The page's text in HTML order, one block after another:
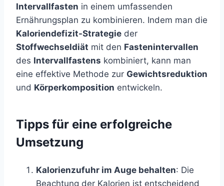
Intervallfasten in einem umfassenden
Ernährungsplan zu kombinieren. Indem man die
Kaloriendefizit-Strategie der
Stoffwechseldiät mit den Fastenintervallen
des Intervallfastens kombiniert, kann man
eine effektive Methode zur Gewichtsreduktion
und Körperkomposition entwickeln.
Tipps für eine erfolgreiche
Umsetzung
Kalorienzufuhr im Auge behalten: Die
Beachtung der Kalorien ist entscheidend